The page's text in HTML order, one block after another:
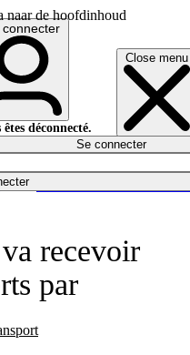
naar de hoofdinhoud
Close menu
connecter
êtes déconnecté.
Se connecter
recevoir
par